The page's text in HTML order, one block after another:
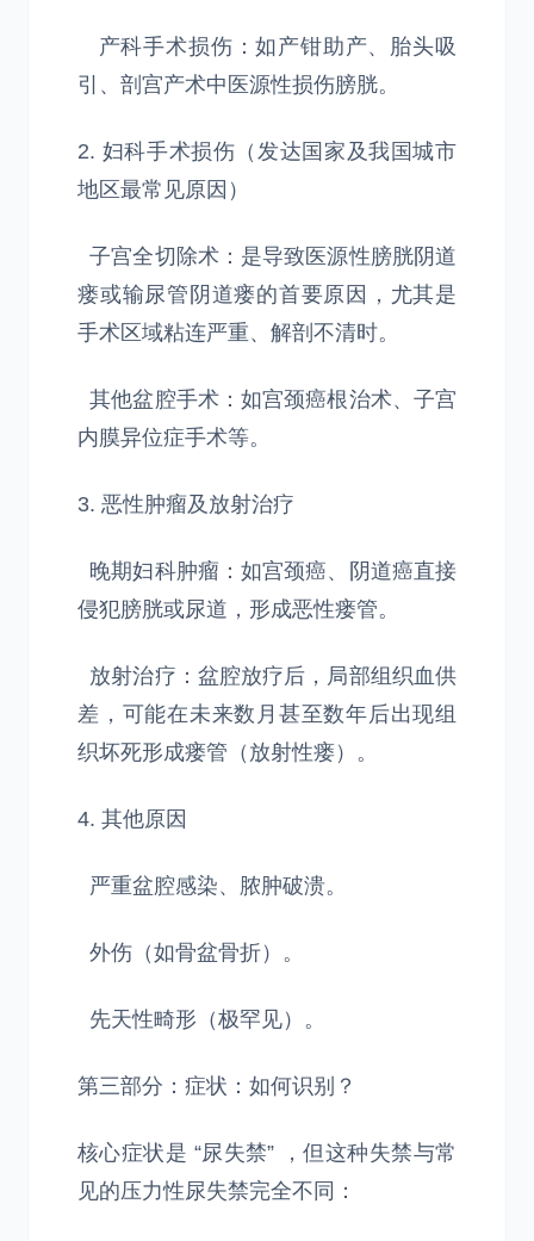
产科手术损伤：如产钳助产、胎头吸
引、剖宫产术中医源性损伤膀胱。
2. 妇科手术损伤（发达国家及我国城市
地区最常见原因）
子宫全切除术：是导致医源性膀胱阴道
瘘或输尿管阴道瘘的首要原因，尤其是
手术区域粘连严重、解剖不清时。
其他盆腔手术：如宫颈癌根治术、子宫
内膜异位症手术等。
3. 恶性肿瘤及放射治疗
晚期妇科肿瘤：如宫颈癌、阴道癌直接
侵犯膀胱或尿道，形成恶性瘘管。
放射治疗：盆腔放疗后，局部组织血供
差，可能在未来数月甚至数年后出现组
织坏死形成瘘管（放射性瘘）。
4. 其他原因
严重盆腔感染、脓肿破溃。
外伤（如骨盆骨折）。
先天性畸形（极罕见）。
第三部分：症状：如何识别？
核心症状是 “尿失禁” ，但这种失禁与常
见的压力性尿失禁完全不同：